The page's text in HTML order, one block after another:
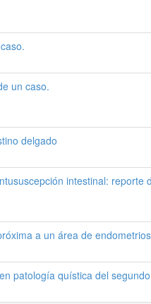
un caso.
delgado
intestinal: reporte
a un área de
patología quística del